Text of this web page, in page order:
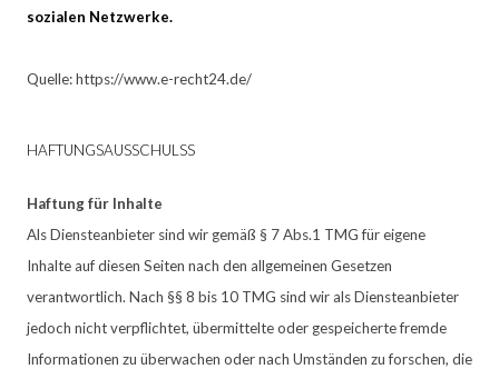
sozialen Netzwerke.
Quelle: https://www.e-recht24.de/
HAFTUNGSAUSSCHULSS
Haftung für Inhalte
Als Diensteanbieter sind wir gemäß § 7 Abs.1 TMG für eigene
Inhalte auf diesen Seiten nach den allgemeinen Gesetzen
verantwortlich. Nach §§ 8 bis 10 TMG sind wir als Diensteanbieter
jedoch nicht verpflichtet, übermittelte oder gespeicherte fremde
Informationen zu überwachen oder nach Umständen zu forschen, die